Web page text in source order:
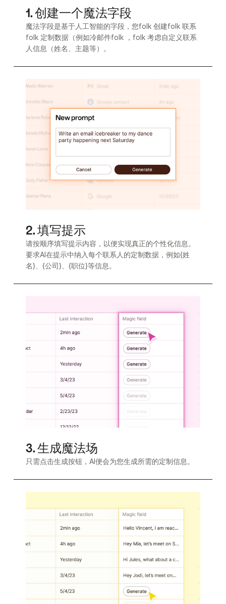
1. 创建一个魔法字段
魔法字段是基于人工智能的字段，您folk 创建folk 联系
folk 定制数据（例如冷邮件folk ，folk 考虑自定义联系
人信息（姓名、主题等）。
2. 填写提示
请按顺序填写提示内容，以便实现真正的个性化信息。
要求AI在提示中纳入每个联系人的定制数据，例如{姓
名}、{公司}、{职位}等信息。
3. 生成魔法场
只需点击生成按钮，AI便会为您生成所需的定制信息。